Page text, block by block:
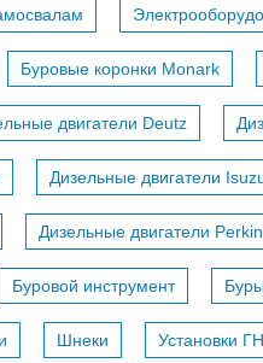
Буровые коронки Monark
двигатели Deutz
Дизельные двигатели
Дизельные двигатели
Буровой инструмент
Шнеки Установки